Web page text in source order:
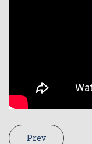
Prev